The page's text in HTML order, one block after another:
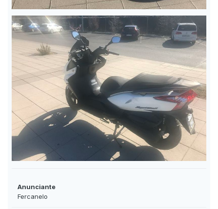
Anunciante
Fercanelo